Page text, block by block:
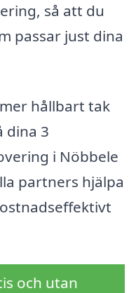
så att du
passar just dina
hållbart tak
dina 3
i Nöbbele
partners hjälpa
och utan